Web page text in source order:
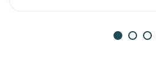
en un evento que combinó
formación reivindicación, y